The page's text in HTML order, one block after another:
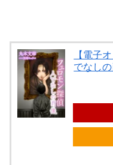
【電子
でなし